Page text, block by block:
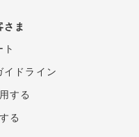
さま
ト
イド ライン
する
る